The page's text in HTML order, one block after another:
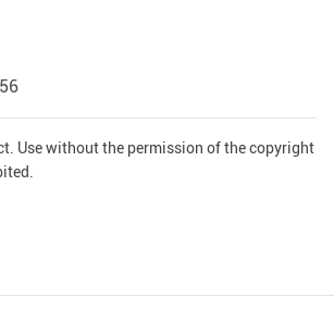
Use without the permission of the copyright